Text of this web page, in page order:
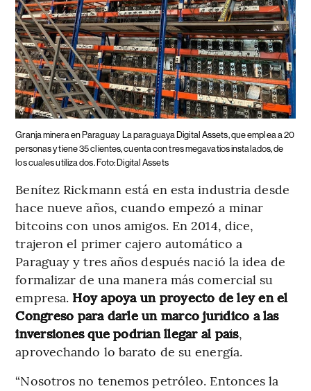
Granja minera en Paraguay La paraguaya Digital Assets, que emplea a 20
personas y tiene 35 clientes, cuenta con tres megavatios instalados, de
los cuales utiliza dos. Foto: Digital Assets
Benítez Rickmann está en esta industria desde
hace nueve años, cuando empezó a minar
bitcoins con unos amigos. En 2014, dice,
trajeron el primer cajero automático a
Paraguay y tres años después nació la idea de
formalizar de una manera más comercial su
empresa. Hoy apoya un proyecto de ley en el
Congreso para darle un marco jurídico a las
inversiones que podrían llegar al país,
aprovechando lo barato de su energía.
“Nosotros no tenemos petróleo. Entonces la